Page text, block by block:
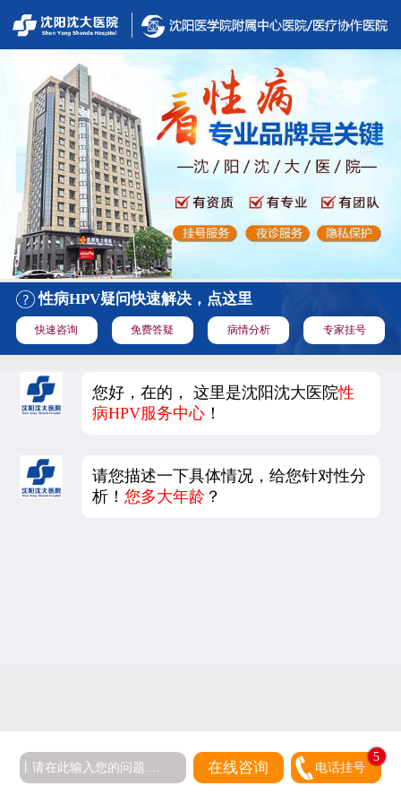
性病HPV疑问快速解决，点这里
快速咨询 免费答疑 病情分析 专家挂号
您好，在的， 这里是沈阳沈大医院性
病HPV服务中心！
请您描述一下具体情况，给您针对性分
析！ 您多大年龄 ？
在线咨询 电话挂号
5